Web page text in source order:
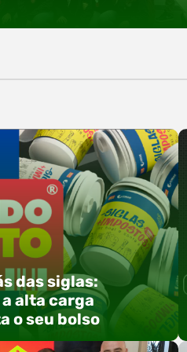
Durante os três dias de
será um dos palcos
promoveu um encontro
para apresentar iniciativas
entre educação,
de negócios. A
empresas associadas e
do Sul, com foco na troca de
e alinhamento de
para 2026. Entre os
a participação da equipe…
das siglas:
alta carga
o seu bolso